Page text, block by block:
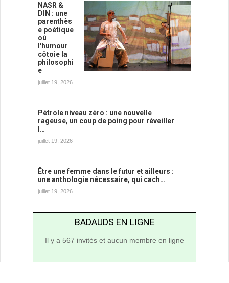
NASR &
DIN : une
parenthès
e poétique
où
l'humour
côtoie la
philosophi
e
juillet 19, 2026
Pétrole niveau zéro : une nouvelle
rageuse, un coup de poing pour réveiller
l…
juillet 19, 2026
Être une femme dans le futur et ailleurs :
une anthologie nécessaire, qui cach…
juillet 19, 2026
BADAUDS EN LIGNE
Il y a 567 invités et aucun membre en ligne